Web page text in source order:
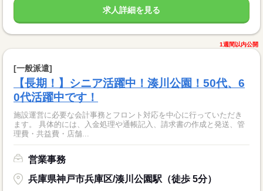
求人詳細を見る
1週間以内公開
[一般派遣]
【長期！】シニア活躍中！湊川公園！50代、6
0代活躍中です！
施設運営に必要な会計事務とフロント対応を中心に行っていただき
ます。 具体的には、入金処理や通帳記入、請求書の作成と発送、管
理費・共益費・店舗...
営業事務
兵庫県神戸市兵庫区/湊川公園駅（徒歩 5分）